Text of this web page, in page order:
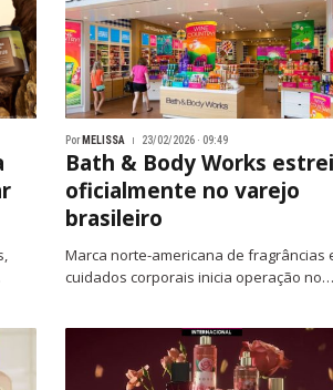
Por MELISSA 23/02/2026 · 09:49
Bath & Body Works
oficialmente no varejo
brasileiro
Marca norte-americana de fragrâncias
cuidados corporais inicia operação no…